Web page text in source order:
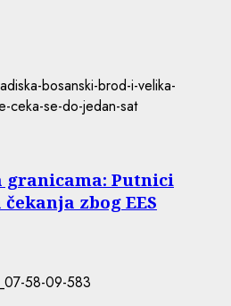
granicama: Putnici
zbog EES